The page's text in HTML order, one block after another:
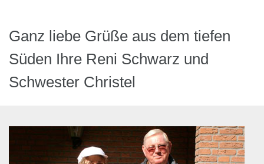
Ganz liebe Grüße aus dem tiefen
Süden Ihre Reni Schwarz und
Schwester Christel